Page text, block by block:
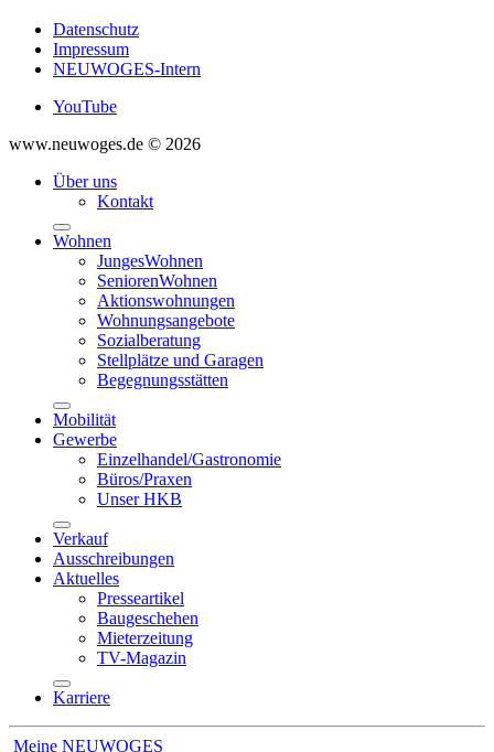
Datenschutz
Impressum
NEUWOGES-Intern
YouTube
www.neuwoges.de © 2026
Über uns
Kontakt
Wohnen
JungesWohnen
SeniorenWohnen
Aktionswohnungen
Wohnungsangebote
Sozialberatung
Stellplätze und Garagen
Begegnungsstätten
Mobilität
Gewerbe
Einzelhandel/Gastronomie
Büros/Praxen
Unser HKB
Verkauf
Ausschreibungen
Aktuelles
Presseartikel
Baugeschehen
Mieterzeitung
TV-Magazin
Karriere
Meine NEUWOGES